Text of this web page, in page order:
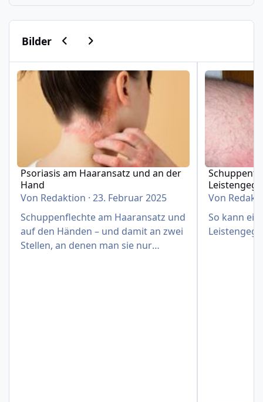
BilderVorherige Karussell-Folie
Nächste Karussell-Folie
Psoriasis am Haaransatz und an der Hand
Psoriasis am Haaransatz und an der
Hand
Von Redaktion ·23. Februar 2025
Schuppenflechte am Haaransatz und
auf den Händen – und damit an zwei
Stellen, an denen man sie nur
Von
So kann